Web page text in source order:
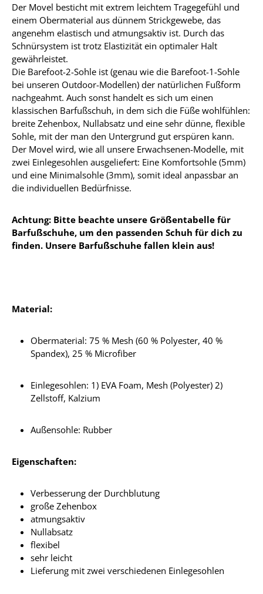
Der Movel besticht mit extrem leichtem Tragegefühl und
einem Obermaterial aus dünnem Strickgewebe, das
angenehm elastisch und atmungsaktiv ist. Durch das
Schnürsystem ist trotz Elastizität ein optimaler Halt
gewährleistet.
Die Barefoot-2-Sohle ist (genau wie die Barefoot-1-Sohle
bei unseren Outdoor-Modellen) der natürlichen Fußform
nachgeahmt. Auch sonst handelt es sich um einen
klassischen Barfußschuh, in dem sich die Füße wohlfühlen:
breite Zehenbox, Nullabsatz und eine sehr dünne, flexible
Sohle, mit der man den Untergrund gut erspüren kann.
Der Movel wird, wie all unsere Erwachsenen-Modelle, mit
zwei Einlegesohlen ausgeliefert: Eine Komfortsohle (5mm)
und eine Minimalsohle (3mm), somit ideal anpassbar an
die individuellen Bedürfnisse.
Achtung: Bitte beachte unsere Größentabelle für
Barfußschuhe, um den passenden Schuh für dich zu
finden. Unsere Barfußschuhe fallen klein aus!
Material:
Obermaterial: 75 % Mesh (60 % Polyester, 40 %
Spandex), 25 % Microfiber
Einlegesohlen: 1) EVA Foam, Mesh (Polyester) 2)
Zellstoff, Kalzium
Außensohle: Rubber
Eigenschaften:
Verbesserung der Durchblutung
große Zehenbox
atmungsaktiv
Nullabsatz
flexibel
sehr leicht
Lieferung mit zwei verschiedenen Einlegesohlen